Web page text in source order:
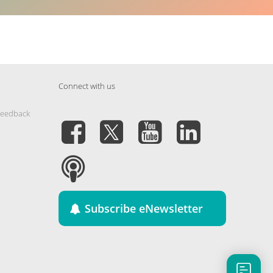
Connect with us
Subscribe eNewsletter